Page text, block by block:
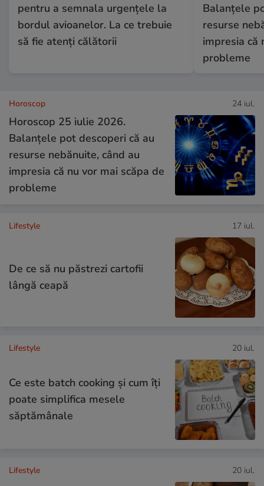
pentru a semnala urgențele la
bordul avioanelor. La ce trebuie
să fie atenți călătorii
Balanțele
resurse
impresia că
probleme
Horoscop 24 iul.
Horoscop 25 iulie 2026.
Balanțele pot descoperi că au
resurse nebănuite, când au
impresia că nu vor mai scăpa de
probleme
Lifestyle 17 iul.
De ce să nu păstrezi cartofii
lângă ceapă
Lifestyle 20 iul.
Ce este batch cooking și cum îți
poate simplifica mesele
săptămânale
Lifestyle 20 iul.